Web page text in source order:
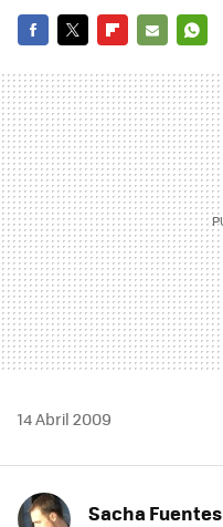
MAIL
14 Abril 2009
Sacha Fuentes